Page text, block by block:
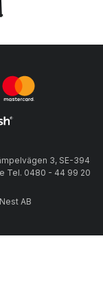
3, SE-394
Tel. 0480 - 44 99 20
AB